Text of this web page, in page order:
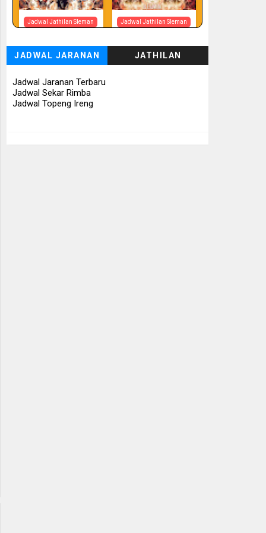
Jadwal Jathilan Sleman
📅 Besok (7/8)
Jadwal Jathilan Sleman
Tunggul Rukun
📅 Besok (7/8)
JADWAL JARANAN JATHILAN
Jadwal Jaranan Terbaru
Jadwal Sekar Rimba
Jadwal Topeng Ireng